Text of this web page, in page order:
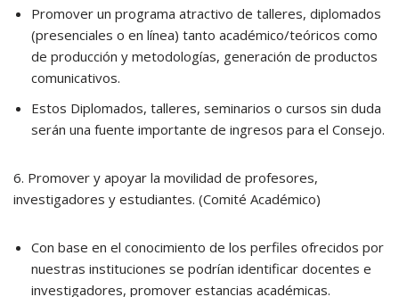
Promover un programa atractivo de talleres, diplomados
(presenciales o en línea) tanto académico/teóricos como
de producción y metodologías, generación de productos
comunicativos.
Estos Diplomados, talleres, seminarios o cursos sin duda
serán una fuente importante de ingresos para el Consejo.
6. Promover y apoyar la movilidad de profesores,
investigadores y estudiantes. (Comité Académico)
Con base en el conocimiento de los perfiles ofrecidos por
nuestras instituciones se podrían identificar docentes e
investigadores, promover estancias académicas.